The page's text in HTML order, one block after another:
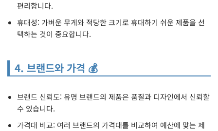
편리합니다.
휴대성: 가벼운 무게와 적당한 크기로 휴대하기 쉬운 제품을 선
택하는 것이 중요합니다.
4. 브랜드와 가격 💰
브랜드 신뢰도: 유명 브랜드의 제품은 품질과 디자인에서 신뢰할
수 있습니다.
가격대 비교: 여러 브랜드의 가격대를 비교하여 예산에 맞는 제